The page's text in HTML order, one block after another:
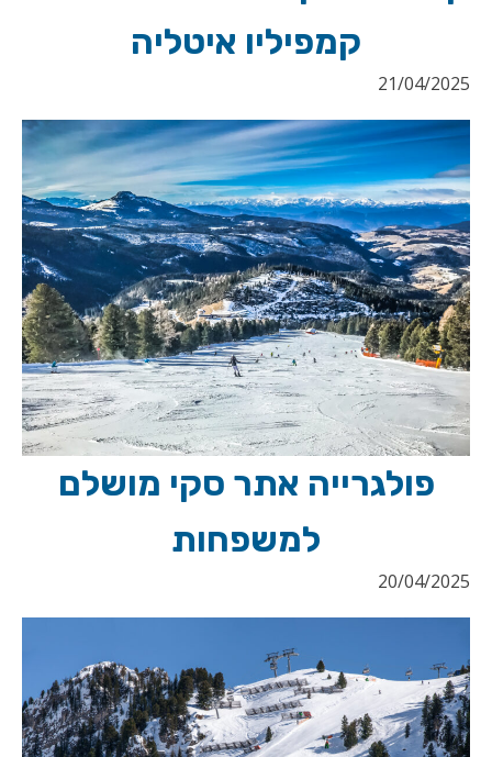
קמפיליו איטליה
21/04/2025
פולגרייה אתר סקי מושלם
למשפחות
20/04/2025